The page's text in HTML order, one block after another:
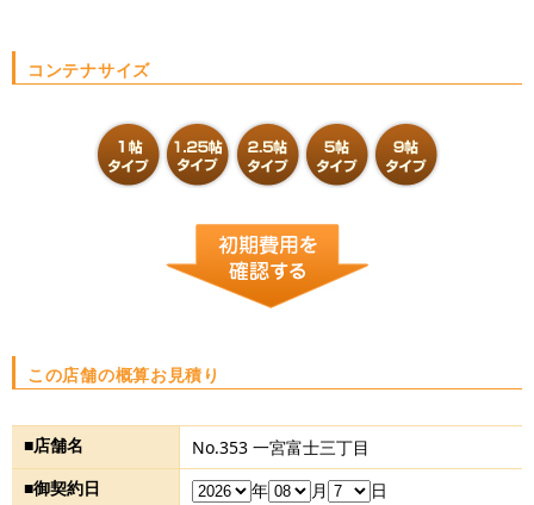
コンテナサイズ
この店舗の概算お見積り
■店舗名
No.353 一宮富士三丁目
■御契約日
年 月
日